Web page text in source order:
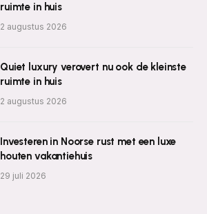
ruimte in huis
2 augustus 2026
Quiet luxury verovert nu ook de kleinste
ruimte in huis
2 augustus 2026
Investeren in Noorse rust met een luxe
houten vakantiehuis
29 juli 2026